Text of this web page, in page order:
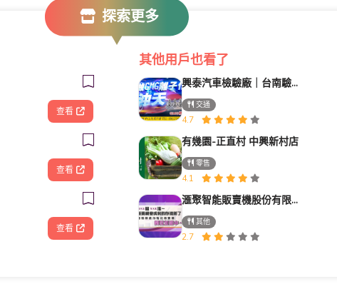
探索更多
查看
查看
查看
其他用戶也看了
興泰汽車檢驗廠｜台南驗車｜修車｜汽車保養《路馳揚歸仁店》
交通
4.7
有幾園-正直村 中興新村店
零售
4.1
滙聚智能販賣機股份有限公司
其他
2.7